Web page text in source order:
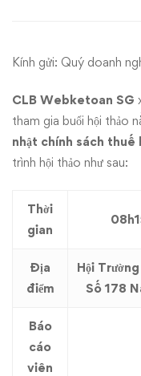
chính
sách
thuế
kỳ
ngày
07/05/
Kính gửi: Quý doanh
CLB Webketoan SG
tham gia buổi hội thảo
nhật chính sách thuế
trình hội thảo như sau:
Thời
gian
Địa
điểm
Hội
Số 178
Báo
cáo
viên